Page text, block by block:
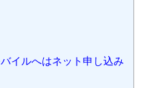
イルへはネット申し込み